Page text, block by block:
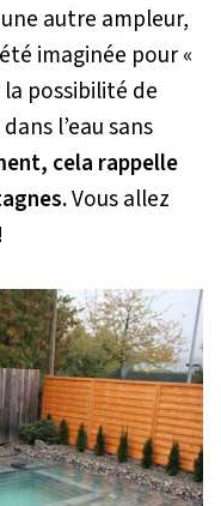
autre ampleur,
imaginée pour «
possibilité de
l’eau sans
cela rappelle
Vous allez